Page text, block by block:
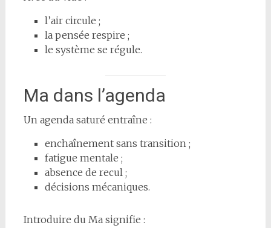
l’air circule ;
la pensée respire ;
le système se régule.
Ma dans l’agenda
Un agenda saturé entraîne :
enchaînement sans transition ;
fatigue mentale ;
absence de recul ;
décisions mécaniques.
Introduire du Ma signifie :